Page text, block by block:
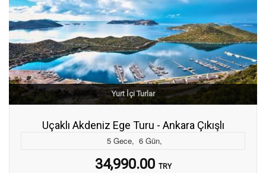
Yurt İçi Turlar
Uçaklı Akdeniz Ege Turu - Ankara Çıkışlı
5 Gece, 6 Gün,
34,990.00 TRY